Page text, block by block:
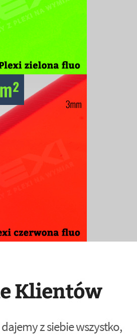
Klientów
z siebie wszystko,